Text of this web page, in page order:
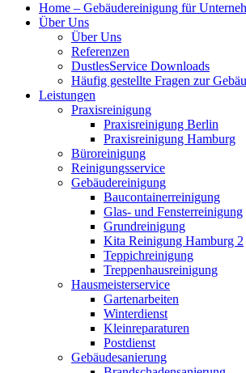
Home – Gebäudereinigung für
Über Uns
Über Uns
Referenzen
DustlesService Downloads
Häufig gestellte Fragen zur
Leistungen
Praxisreinigung
Praxisreinigung Berlin
Praxisreinigung Hamburg
Büroreinigung
Reinigungsservice
Gebäudereinigung
Baucontainerreinigung
Glas- und Fensterreinigung
Grundreinigung
Kita Reinigung Hamburg 2
Teppichreinigung
Treppenhausreinigung
Hausmeisterservice
Gartenarbeiten
Winterdienst
Kleinreparaturen
Postdienst
Gebäudesanierung